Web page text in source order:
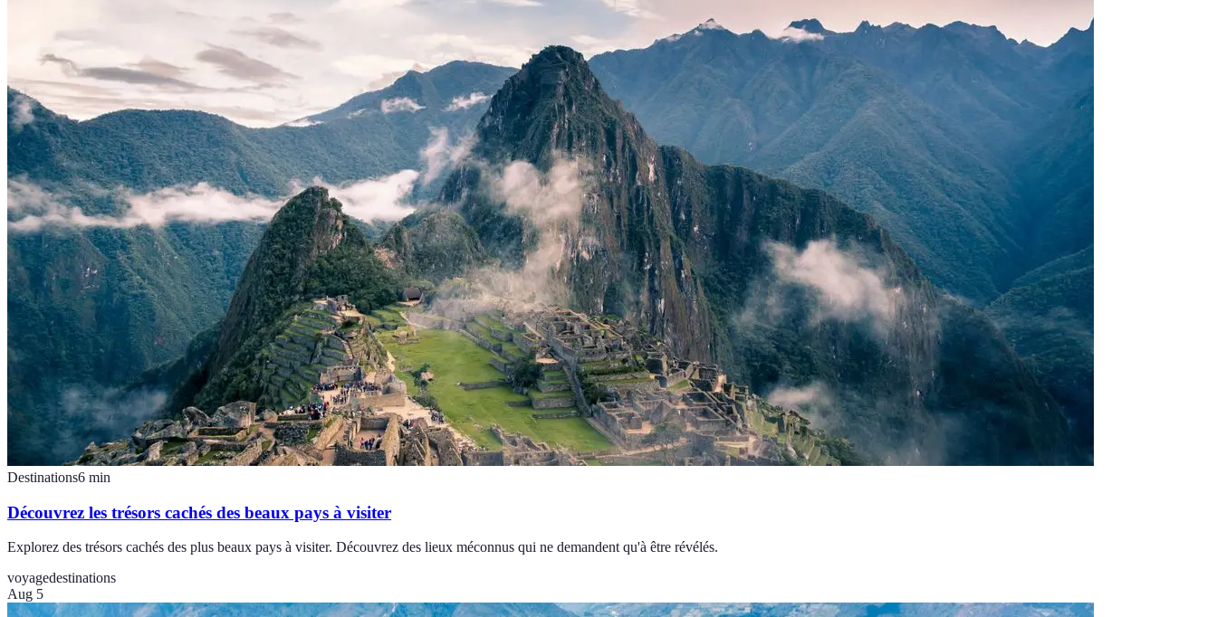
Destinations6 min
Découvrez les trésors cachés des beaux pays à visiter
Explorez des trésors cachés des plus beaux pays à visiter. Découvrez des lieux méconnus qui ne demandent qu'à être révélés.
voyagedestinations
Aug 5